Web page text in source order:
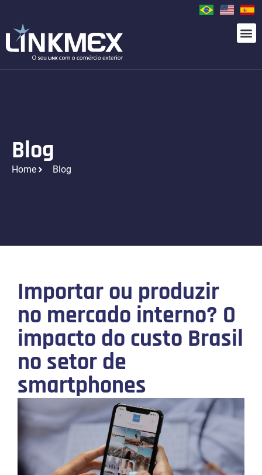
Blog
Home Blog
Importar ou produzir
no mercado interno? O
impacto do custo Brasil
no setor de
smartphones